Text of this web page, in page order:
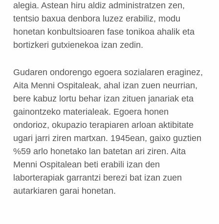
alegia. Astean hiru aldiz administratzen zen,
tentsio baxua denbora luzez erabiliz, modu
honetan konbultsioaren fase tonikoa ahalik eta
bortizkeri gutxienekoa izan zedin.
Gudaren ondorengo egoera sozialaren eraginez,
Aita Menni Ospitaleak, ahal izan zuen neurrian,
bere kabuz lortu behar izan zituen janariak eta
gainontzeko materialeak. Egoera honen
ondorioz, okupazio terapiaren arloan aktibitate
ugari jarri ziren martxan. 1945ean, gaixo guztien
%59 arlo honetako lan batetan ari ziren. Aita
Menni Ospitalean beti erabili izan den
laborterapiak garrantzi berezi bat izan zuen
autarkiaren garai honetan.